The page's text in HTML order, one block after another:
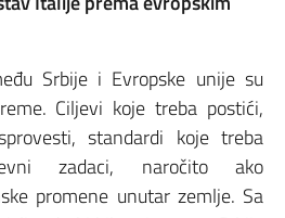
Srbije i Evropske unije su
Ciljevi koje treba postići,
standardi koje treba
zadaci, naročito ako
promene unutar zemlje. Sa